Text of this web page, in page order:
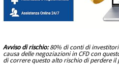
Avviso di rischio:80% di conti di
causa delle negoziazioni in CFD con
di correre questo alto rischio di perdere